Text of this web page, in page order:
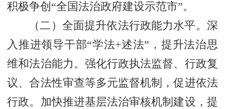
积极争创“全国法治政府建设示范市”。
（二）全面提升依法行政能力水平。深
入推进领导干部“学法+述法”，提升法治思
维和法治能力。强化行政执法监督、行政复
议、合法性审查等多元监督机制，促进依法
行政。加快推进基层法治审核机制建设，提